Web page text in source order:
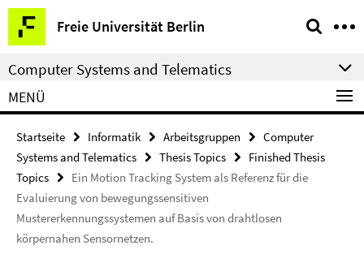
Springe
direkt
zu
Inhalt
Freie Universität Berlin
Service-
Navigation
Computer Systems and Telematics
MENÜ
Startseite Informatik Arbeitsgruppen
Computer
Systems and Telematics
Thesis Topics
Finished Thesis
Topics
Ein Motion Tracking System als Referenz für die
Evaluierung von bewegungssensitiven
Mustererkennungssystemen auf Basis von drahtlosen
körpernahen Sensornetzen.